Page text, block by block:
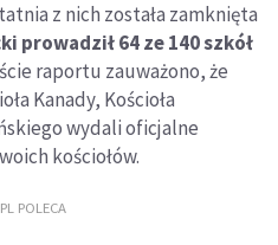
z nich została zamknięta
prowadził 64 ze 140 szkół
raportu zauważono, że
Kanady, Kościoła
wydali oficjalne
kościołów.
POLECA